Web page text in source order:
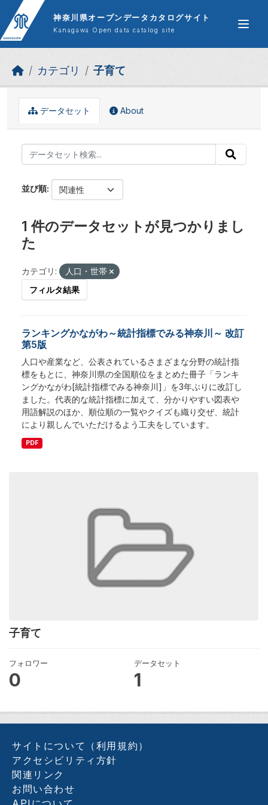
Skip to main content
神奈川県オープンデータカタログサイト
Kanagawa Open data catalog site
カテゴリ 子育て
子育て
フォロワー
0
データセット
1
データセット About
並び順
1 件のデータセットが見つかりまし
た
カテゴリ:
人口・世帯
フィルタ結果
ランキングかながわ～統計指標でみる神奈川～ 改訂
第5版
人口や産業など、公表されているさまざまな分野の統計指
標をもとに、神奈川県の全国順位をまとめた冊子「ランキ
ングかながわ[統計指標でみる神奈川]」を3年ぶりに改訂し
ました。代表的な統計指標に加えて、分かりやすい図表や
用語解説のほか、順位順の一覧やクイズも織り交ぜ、統計
により親しんでいただけるよう工夫をしています。
PDF
サイトについて（利用規約）
アクセシビリティ方針
関連リンク
お問い合わせ